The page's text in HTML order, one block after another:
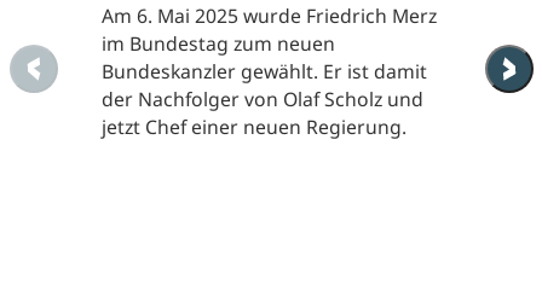
Am 6. Mai 2025 wurde Friedrich Merz
im Bundestag zum neuen
Bundeskanzler gewählt. Er ist damit
der Nachfolger von Olaf Scholz und
jetzt Chef einer neuen Regierung.